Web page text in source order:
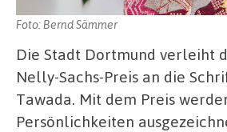
Foto: Bernd Sämmer
Die Stadt Dortmund verleiht
Nelly-Sachs-Preis an die
Tawada. Mit dem Preis
Persönlichkeiten